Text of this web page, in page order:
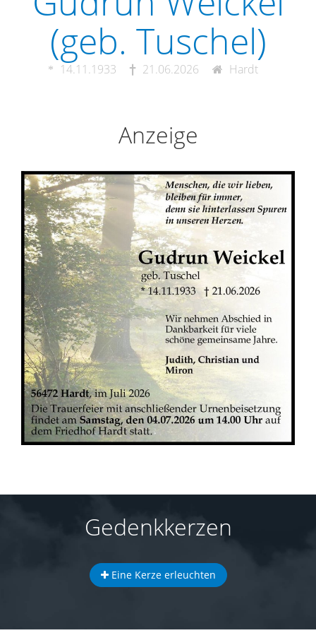
(geb. Tuschel)
14.11.1933 21.06.2026 Hardt
Anzeige
Gedenkkerzen
Eine Kerze erleuchten